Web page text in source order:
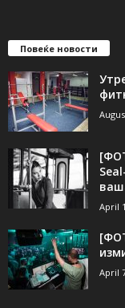
Повеќе новости
April
April